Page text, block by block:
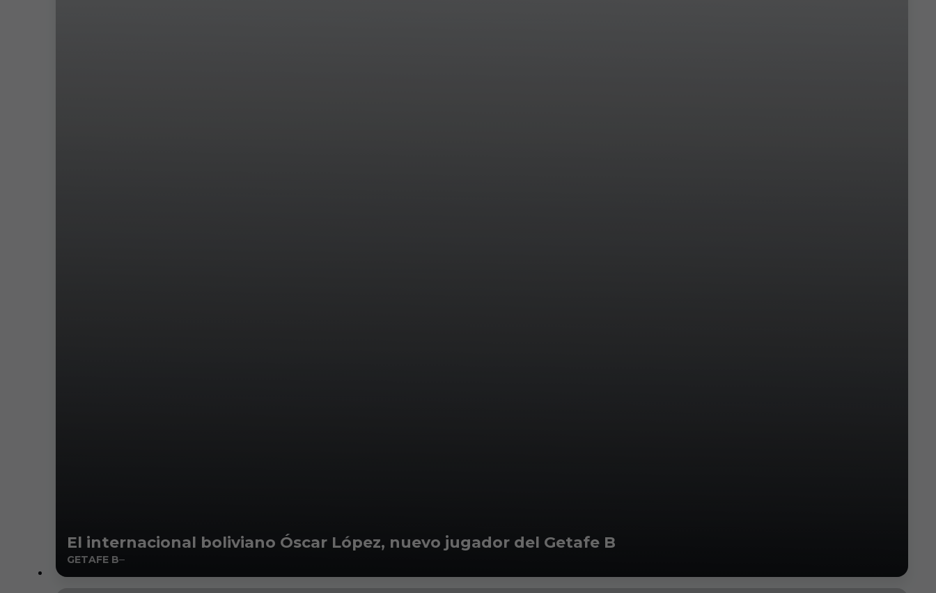
El internacional boliviano Óscar López, nuevo jugador del Getafe B
GETAFE B